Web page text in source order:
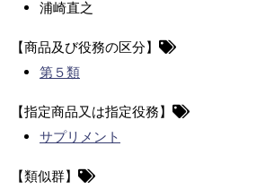
浦崎直之
【商品及び役務の区分】
第５類
【指定商品又は指定役務】
サプリメント
【類似群】